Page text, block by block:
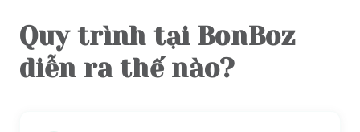
Quy trình tại BonBoz
diễn ra thế nào?